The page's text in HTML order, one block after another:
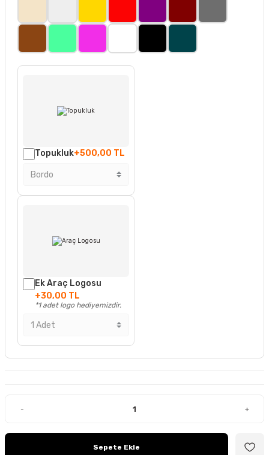
Topukluk+500,00 TL
Ek Araç Logosu
+30,00 TL
*1 adet logo hediyemizdir.
- +
Sepete Ekle